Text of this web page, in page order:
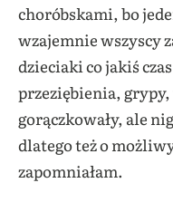
choróbskami, bo
wzajemnie wszyscy
dzieciaki co jakiś
przeziębienia,
gorączkowały, ale
dlatego też o
zapomniałam.